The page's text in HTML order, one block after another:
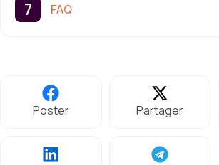
FAQ
Poster Partager